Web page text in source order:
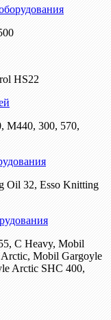
HS22
M440, 300, 570,
Oil 32, Esso Knitting
С Heavy, Mobil
Mobil Gargoyle
Arctic SHC 400,